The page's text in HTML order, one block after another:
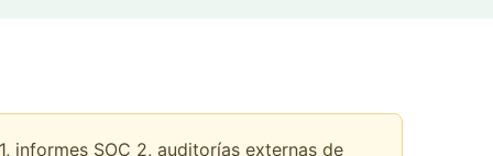
SOC 2, auditorías externas de